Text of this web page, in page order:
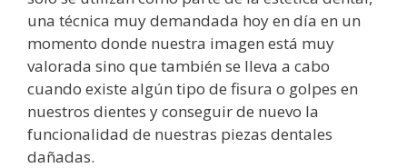
una técnica muy demandada hoy en día en un
momento donde nuestra imagen está muy
valorada sino que también se lleva a cabo
cuando existe algún tipo de fisura o golpes en
nuestros dientes y conseguir de nuevo la
funcionalidad de nuestras piezas dentales
dañadas.